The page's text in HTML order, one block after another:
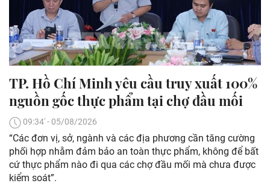
TP. Hồ Chí Minh yêu cầu truy xuất 100%
nguồn gốc thực phẩm tại chợ đầu mối
09:34' - 05/08/2026
“Các đơn vị, sở, ngành và các địa phương cần tăng cường
phối hợp nhằm đảm bảo an toàn thực phẩm, không để bất
cứ thực phẩm nào đi qua các chợ đầu mối mà chưa được
kiểm soát”.